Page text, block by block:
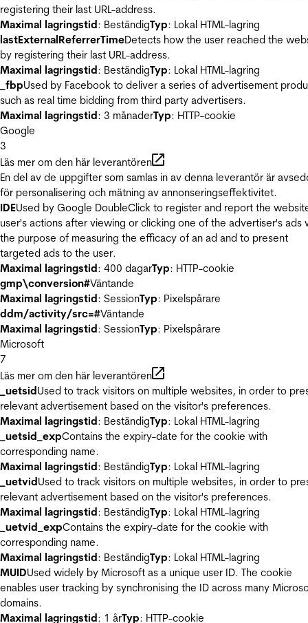
registering their last URL-address.
Maximal lagringstid: BeständigTyp: Lokal HTML-lagring
lastExternalReferrerTimeDetects how the user reached the
by registering their last URL-address.
Maximal lagringstid: BeständigTyp: Lokal HTML-lagring
_fbpUsed by Facebook to deliver a series of advertisement
such as real time bidding from third party advertisers.
Maximal lagringstid: 3 månaderTyp: HTTP-cookie
Google
3
Läs mer om den här leverantören
En del av de uppgifter som samlas in av denna leverantör är
för personalisering och mätning av annonseringseffektivitet.
IDEUsed by Google DoubleClick to register and report the
user's actions after viewing or clicking one of the advertiser's ads
the purpose of measuring the efficacy of an ad and to present
targeted ads to the user.
Maximal lagringstid: 400 dagarTyp: HTTP-cookie
gmp\conversion#Väntande
Maximal lagringstid: SessionTyp: Pixelspårare
ddm/activity/src=#Väntande
Maximal lagringstid: SessionTyp: Pixelspårare
Microsoft
7
Läs mer om den här leverantören
_uetsidUsed to track visitors on multiple websites, in order to
relevant advertisement based on the visitor's preferences.
Maximal lagringstid: BeständigTyp: Lokal HTML-lagring
_uetsid_expContains the expiry-date for the cookie with
corresponding name.
Maximal lagringstid: BeständigTyp: Lokal HTML-lagring
_uetvidUsed to track visitors on multiple websites, in order to
relevant advertisement based on the visitor's preferences.
Maximal lagringstid: BeständigTyp: Lokal HTML-lagring
_uetvid_expContains the expiry-date for the cookie with
corresponding name.
Maximal lagringstid: BeständigTyp: Lokal HTML-lagring
MUIDUsed widely by Microsoft as a unique user ID. The cookie
enables user tracking by synchronising the ID across many
domains.
Maximal lagringstid: 1 årTyp: HTTP-cookie